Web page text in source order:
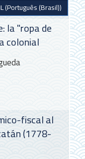
(Português (Brasil))
la "ropa de
colonial
fiscal al
(1778-